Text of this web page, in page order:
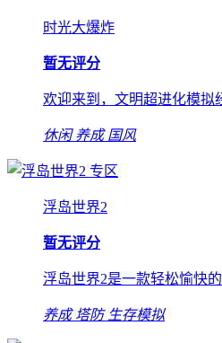
时光大爆炸
暂无评分
欢迎来到，文明超进化模拟
休闲 养成 国风
专区
浮岛世界2
暂无评分
浮岛世界2是一款轻松愉快
养成 塔防 生存模拟